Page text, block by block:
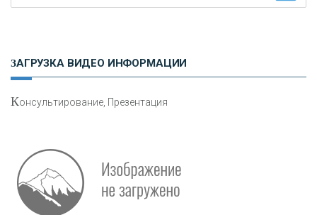
ЗАГРУЗКА ВИДЕО ИНФОРМАЦИИ
Консультирование, Презентация